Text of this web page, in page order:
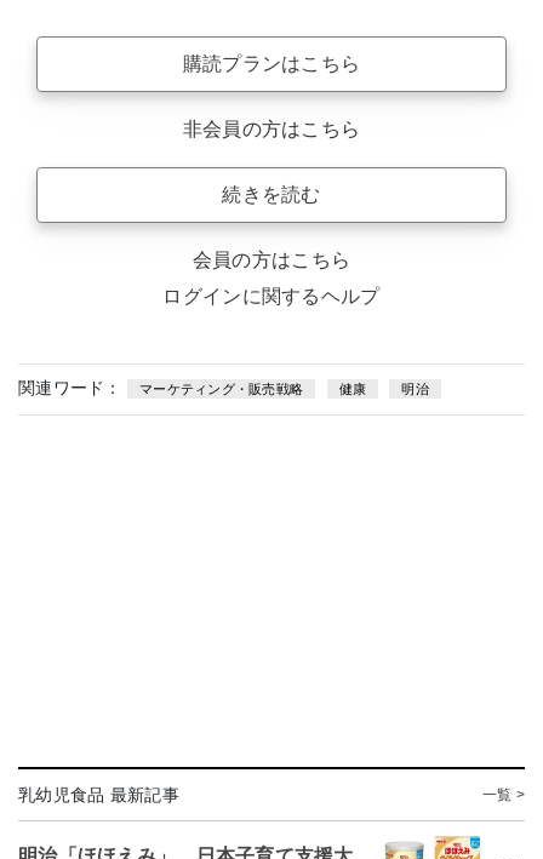
購読プランはこちら
非会員の方はこちら
続きを読む
会員の方はこちら
ログインに関するヘルプ
関連ワード： マーケティング・販売戦略 健康 明治
乳幼児食品 最新記事 一覧 >